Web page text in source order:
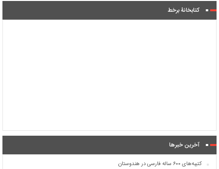
کتابخانۀ برخط
آخرین خبرها
کتیبه‌های ۶۰۰ ساله فارسی در هندوستان